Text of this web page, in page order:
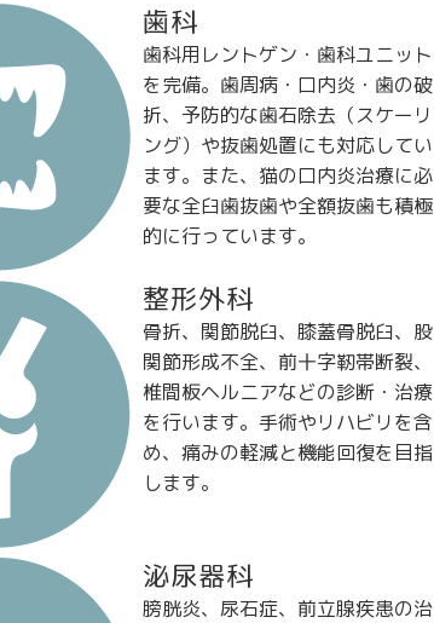
歯科
歯科用レントゲン・歯科ユニット
を完備。歯周病・口内炎・歯の破
折、予防的な歯石除去（スケーリ
ング）や抜歯処置にも対応してい
ます。また、猫の口内炎治療に必
要な全臼歯抜歯や全額抜歯も積極
的に行っています。
整形外科
骨折、関節脱臼、膝蓋骨脱臼、股
関節形成不全、前十字靭帯断裂、
椎間板ヘルニアなどの診断・治療
を行います。手術やリハビリを含
め、痛みの軽減と機能回復を目指
します。
泌尿器科
膀胱炎、尿石症、前立腺疾患の治